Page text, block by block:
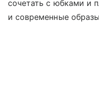
сочетать с юбками и
и современные образы